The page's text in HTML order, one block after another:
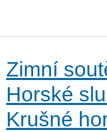
Zimní
Horské
Krušné